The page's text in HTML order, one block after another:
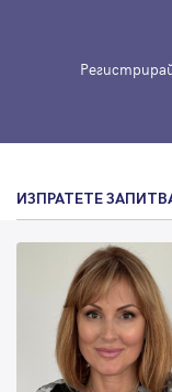
ИЗПРАТЕТЕ